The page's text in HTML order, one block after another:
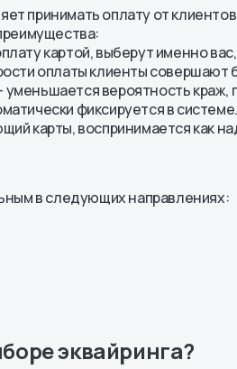
принимать оплату от
картой, выберут именно
оплаты клиенты совершают
уменьшается вероятность краж,
фиксируется в системе.
карты, воспринимается как
в следующих направлениях:
эквайринга?